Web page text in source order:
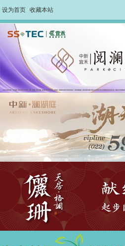
设为首页 收藏本站